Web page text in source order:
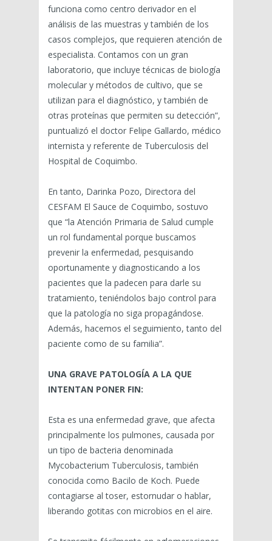
funciona como centro derivador en el
análisis de las muestras y también de los
casos complejos, que requieren atención de
especialista. Contamos con un gran
laboratorio, que incluye técnicas de biología
molecular y métodos de cultivo, que se
utilizan para el diagnóstico, y también de
otras proteínas que permiten su detección”,
puntualizó el doctor Felipe Gallardo, médico
internista y referente de Tuberculosis del
Hospital de Coquimbo.
En tanto, Darinka Pozo, Directora del
CESFAM El Sauce de Coquimbo, sostuvo
que “la Atención Primaria de Salud cumple
un rol fundamental porque buscamos
prevenir la enfermedad, pesquisando
oportunamente y diagnosticando a los
pacientes que la padecen para darle su
tratamiento, teniéndolos bajo control para
que la patología no siga propagándose.
Además, hacemos el seguimiento, tanto del
paciente como de su familia”.
UNA GRAVE PATOLOGÍA A LA QUE
INTENTAN PONER FIN:
Esta es una enfermedad grave, que afecta
principalmente los pulmones, causada por
un tipo de bacteria denominada
Mycobacterium Tuberculosis, también
conocida como Bacilo de Koch. Puede
contagiarse al toser, estornudar o hablar,
liberando gotitas con microbios en el aire.